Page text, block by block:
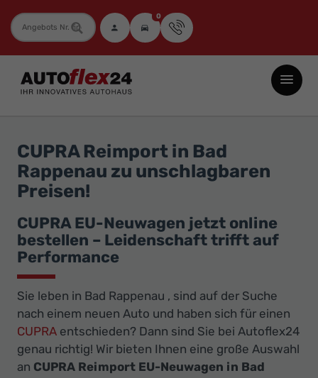
Fahrzeugnummer 0
Autoflex24
GmbH
Neuwagen
Jahreswagen
und
Gebrauchtwagen
zu
Top-
Preisen
-
Ihr
Innovatives
Autohaus
CUPRA Reimport in Bad
Rappenau zu unschlagbaren
Preisen!
CUPRA EU-Neuwagen jetzt online
bestellen – Leidenschaft trifft auf
Performance
Sie leben in Bad Rappenau , sind auf der Suche
nach einem neuen Auto und haben sich für einen
CUPRA entschieden? Dann sind Sie bei Autoflex24
genau richtig! Wir bieten Ihnen eine große Auswahl
an CUPRA Reimport EU-Neuwagen in Bad